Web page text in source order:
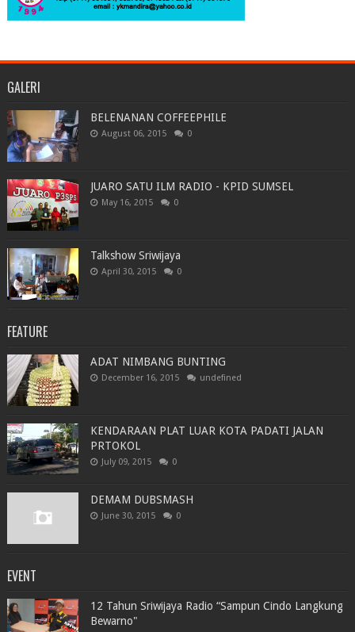
GALERI
BELENANAN COFFEEPHILE
August 06, 2015 0
JUARO SATU ILM RADIO - KPID SUMSEL
May 16, 2015 0
Talkshow Sriwijaya
April 30, 2015 0
FEATURE
ADAT NIMBANG BUNTING
December 16, 2015 undefined
KENDARAAN PLAT LUAR KOTA PADATI JALAN
PRTOKOL
July 09, 2015 0
DEMAM DUBSMASH
June 30, 2015 0
EVENT
12 Tahun Sriwijaya Radio “Sampun Cindo Langkung
Bewarno"